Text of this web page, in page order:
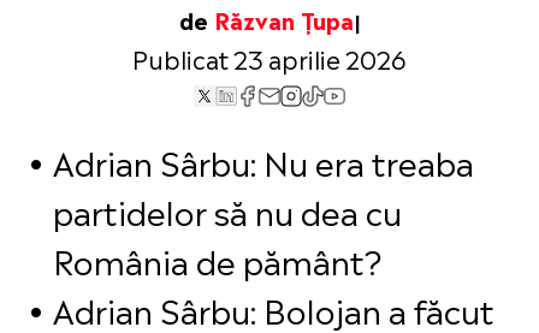
de Răzvan Țupa
Publicat 23 aprilie 2026
Adrian Sârbu: Nu era treaba
partidelor să nu dea cu
România de pământ?
Adrian Sârbu: Bolojan a făcut